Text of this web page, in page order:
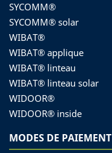
SYCOMM®
SYCOMM® solar
WIBAT®
WIBAT® applique
WIBAT® linteau
WIBAT® linteau solar
WIDOOR®
WIDOOR® inside
MODES DE PAIEMENT